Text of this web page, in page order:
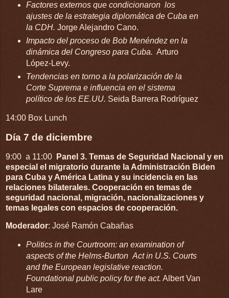
Factores externos que condicionaron los
ajustes de la estrategia diplomática de Cuba en
la CDH. Jorge Alejandro Cano.
Impacto del proceso de Bob Menéndez en la
dinámica del Congreso para Cuba. Arturo
López-Levy.
Tendencias en torno a la polarización de la
Corte Suprema e influencia en el sistema
político de los EE.UU. Seida Barrera Rodríguez
14:00 Box Lunch
Día 7 de diciembre
9:00 a 11:00
Panel 3. Temas de Seguridad Nacional y en
especial el migratorio durante la Administración Biden
para Cuba y América Latina y su incidencia en las
relaciones bilaterales. Cooperación en temas de
seguridad nacional, migración, nacionalizaciones y
temas legales con espacios de cooperación.
Moderador: José Ramón Cabañas
Politics in the Courtroom: an examination of
aspects of the Helms-Burton Act in U.S. Courts
and the European legislative reaction.
Foundational public policy for the act. Albert Van
Lare